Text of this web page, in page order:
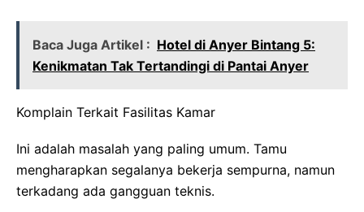
Baca Juga Artikel : Hotel di Anyer Bintang 5:
Kenikmatan Tak Tertandingi di Pantai Anyer
Komplain Terkait Fasilitas Kamar
Ini adalah masalah yang paling umum. Tamu
mengharapkan segalanya bekerja sempurna, namun
terkadang ada gangguan teknis.